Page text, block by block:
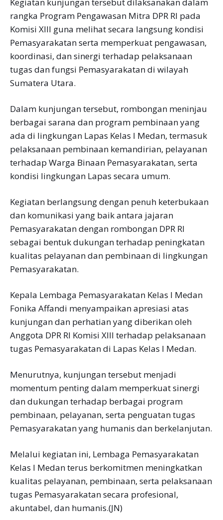
Kegiatan kunjungan tersebut dilaksanakan dalam
rangka Program Pengawasan Mitra DPR RI pada
Komisi XIII guna melihat secara langsung kondisi
Pemasyarakatan serta memperkuat pengawasan,
koordinasi, dan sinergi terhadap pelaksanaan
tugas dan fungsi Pemasyarakatan di wilayah
Sumatera Utara.
Dalam kunjungan tersebut, rombongan meninjau
berbagai sarana dan program pembinaan yang
ada di lingkungan Lapas Kelas I Medan, termasuk
pelaksanaan pembinaan kemandirian, pelayanan
terhadap Warga Binaan Pemasyarakatan, serta
kondisi lingkungan Lapas secara umum.
Kegiatan berlangsung dengan penuh keterbukaan
dan komunikasi yang baik antara jajaran
Pemasyarakatan dengan rombongan DPR RI
sebagai bentuk dukungan terhadap peningkatan
kualitas pelayanan dan pembinaan di lingkungan
Pemasyarakatan.
Kepala Lembaga Pemasyarakatan Kelas I Medan
Fonika Affandi menyampaikan apresiasi atas
kunjungan dan perhatian yang diberikan oleh
Anggota DPR RI Komisi XIII terhadap pelaksanaan
tugas Pemasyarakatan di Lapas Kelas I Medan.
Menurutnya, kunjungan tersebut menjadi
momentum penting dalam memperkuat sinergi
dan dukungan terhadap berbagai program
pembinaan, pelayanan, serta penguatan tugas
Pemasyarakatan yang humanis dan berkelanjutan.
Melalui kegiatan ini, Lembaga Pemasyarakatan
Kelas I Medan terus berkomitmen meningkatkan
kualitas pelayanan, pembinaan, serta pelaksanaan
tugas Pemasyarakatan secara profesional,
akuntabel, dan humanis.(JN)